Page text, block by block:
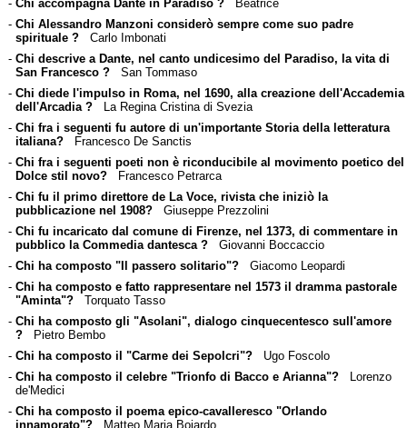
- Chi accompagna Dante in Paradiso ?Beatrice
- Chi Alessandro Manzoni considerò sempre come suo padre
spirituale ?Carlo Imbonati
- Chi descrive a Dante, nel canto undicesimo del Paradiso, la vita di
San Francesco ?San Tommaso
- Chi diede l'impulso in Roma, nel 1690, alla creazione dell'Accademia
dell'Arcadia ?La Regina Cristina di Svezia
- Chi fra i seguenti fu autore di un'importante Storia della letteratura
italiana?Francesco De Sanctis
- Chi fra i seguenti poeti non è riconducibile al movimento poetico del
Dolce stil novo?Francesco Petrarca
- Chi fu il primo direttore de La Voce, rivista che iniziò la
pubblicazione nel 1908?Giuseppe Prezzolini
- Chi fu incaricato dal comune di Firenze, nel 1373, di commentare in
pubblico la Commedia dantesca ?Giovanni Boccaccio
- Chi ha composto "Il passero solitario"?Giacomo Leopardi
- Chi ha composto e fatto rappresentare nel 1573 il dramma pastorale
"Aminta"?Torquato Tasso
- Chi ha composto gli "Asolani", dialogo cinquecentesco sull'amore
?Pietro Bembo
- Chi ha composto il "Carme dei Sepolcri"?Ugo Foscolo
- Chi ha composto il celebre "Trionfo di Bacco e Arianna"?Lorenzo
de'Medici
- Chi ha composto il poema epico-cavalleresco "Orlando
innamorato"?Matteo Maria Boiardo